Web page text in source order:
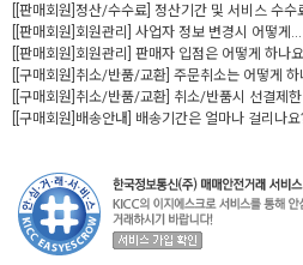
[[판매회원]정산/수수료] 정산기간 및 서비스 수수
[[판매회원]회원관리] 사업자 정보 변경시 어떻게...
[[판매회원]회원관리] 판매자 입점은 어떻게 하나
[[구매회원]취소/반품/교환] 주문취소는 어떻게 하
[[구매회원]취소/반품/교환] 취소/반품시 선결제한
[[구매회원]배송안내] 배송기간은 얼마나 걸리나요